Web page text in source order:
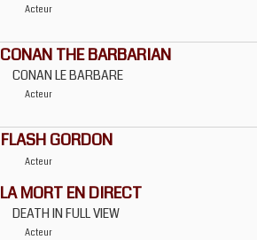
Acteur
CONAN THE BARBARIAN
CONAN LE BARBARE
Acteur
FLASH GORDON
Acteur
LA MORT EN DIRECT
DEATH IN FULL VIEW
Acteur